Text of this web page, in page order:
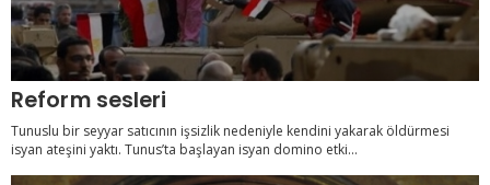
Reform sesleri
Tunuslu bir seyyar satıcının işsizlik nedeniyle kendini yakarak öldürmesi
isyan ateşini yaktı. Tunus’ta başlayan isyan domino etki...